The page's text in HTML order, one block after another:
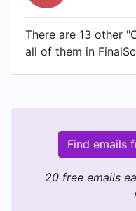
There are 13 other
all of them in
Find emails
20 free emails